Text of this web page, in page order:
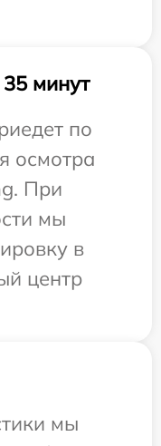
минут
по
осмотра
При
мы
в
центр
мы